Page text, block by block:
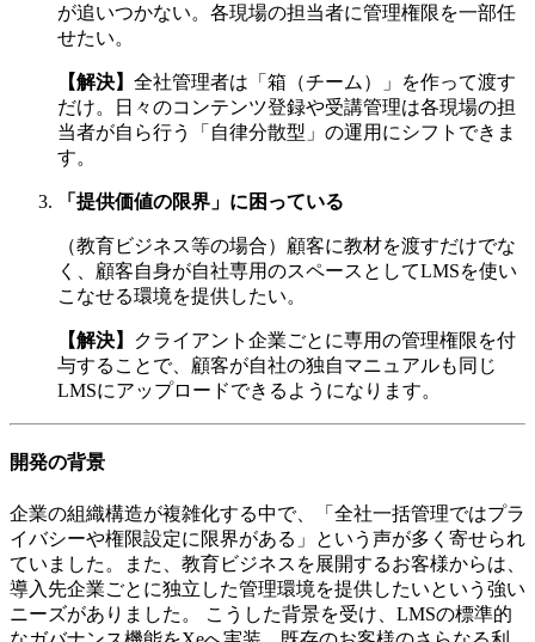
が追いつかない。各現場の担当者に管理権限を一部任
せたい。
【解決】 全社管理者は「箱（チーム）」を作って渡す
だけ。日々のコンテンツ登録や受講管理は各現場の担
当者が自ら行う「自律分散型」の運用にシフトできま
す。
「提供価値の限界」に困っている
（教育ビジネス等の場合）顧客に教材を渡すだけでな
く、顧客自身が自社専用のスペースとしてLMSを使い
こなせる環境を提供したい。
【解決】
クライアント企業ごとに専用の管理権限を付
与することで、顧客が自社の独自マニュアルも同じ
LMSにアップロードできるようになります。
開発の背景
企業の組織構造が複雑化する中で、「全社一括管理ではプラ
イバシーや権限設定に限界がある」という声が多く寄せられ
ていました。また、教育ビジネスを展開するお客様からは、
導入先企業ごとに独立した管理環境を提供したいという強い
ニーズがありました。 こうした背景を受け、LMSの標準的